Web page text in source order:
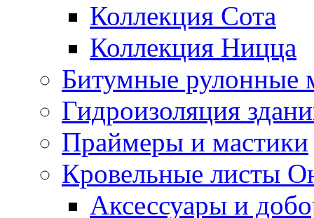
Коллекция Сота
Коллекция Ницца
Битумные рулонные
Гидроизоляция
Праймеры и мастики
Кровельные листы
Аксессуары и